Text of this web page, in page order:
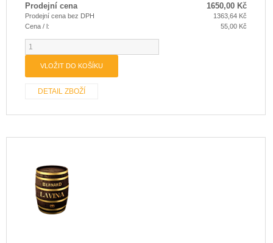
Prodejní cena 1650,00 Kč
Prodejní cena bez DPH
1363,64 Kč
Cena / l:
55,00 Kč
DETAIL ZBOŽÍ